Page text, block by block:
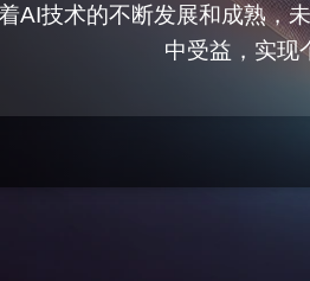
AI技术的不断发展和成熟，
中受益，实现